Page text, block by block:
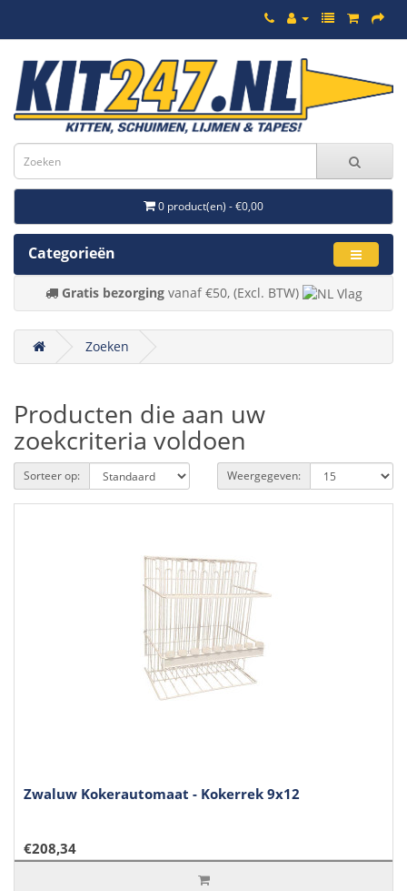
0 product(en) - €0,00
Categorieën
Gratis bezorgingvanaf €50, (Excl. BTW)
Zoeken
Producten die aan uw
zoekcriteria voldoen
Sorteer op: Weergegeven:
Zwaluw Kokerautomaat - Kokerrek 9x12
€208,34